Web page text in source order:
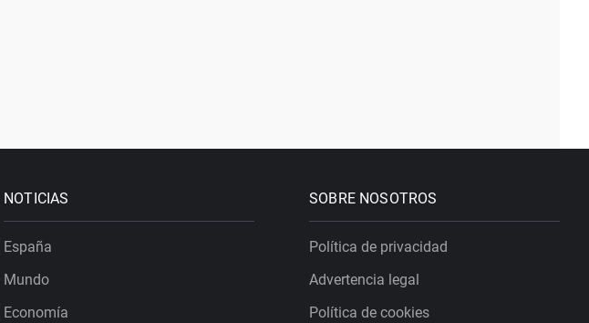
NOTICIAS
España
Mundo
Economía
SOBRE NOSOTROS
Política de privacidad
Advertencia legal
Política de cookies